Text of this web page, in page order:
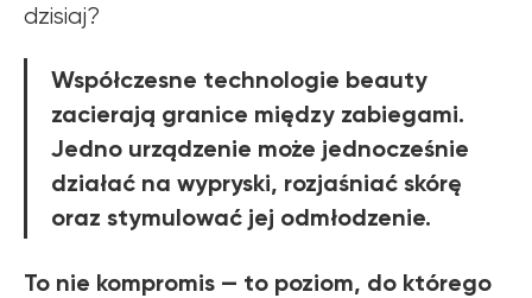
dzisiaj?
Współczesne technologie beauty
zacierają granice między zabiegami.
Jedno urządzenie może jednocześnie
działać na wypryski, rozjaśniać skórę
oraz stymulować jej odmłodzenie.
To nie kompromis — to poziom, do którego